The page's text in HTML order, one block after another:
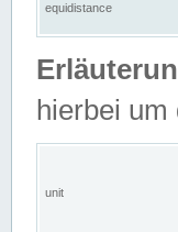
equidistance
hierbei um
unit